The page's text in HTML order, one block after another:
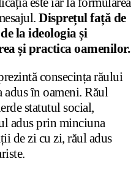
Disprețul față de
la ideologia și
și practica oamenilor.
consecința răului
adus în oameni. Răul
statutul social,
adus prin minciuna
de zi cu zi, răul adus